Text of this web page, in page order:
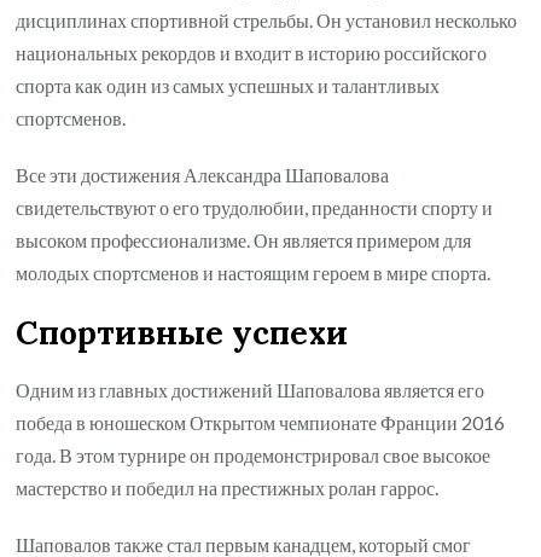
дисциплинах спортивной стрельбы. Он установил несколько
национальных рекордов и входит в историю российского
спорта как один из самых успешных и талантливых
спортсменов.
Все эти достижения Александра Шаповалова
свидетельствуют о его трудолюбии, преданности спорту и
высоком профессионализме. Он является примером для
молодых спортсменов и настоящим героем в мире спорта.
Спортивные успехи
Одним из главных достижений Шаповалова является его
победа в юношеском Открытом чемпионате Франции 2016
года. В этом турнире он продемонстрировал свое высокое
мастерство и победил на престижных ролан гаррос.
Шаповалов также стал первым канадцем, который смог